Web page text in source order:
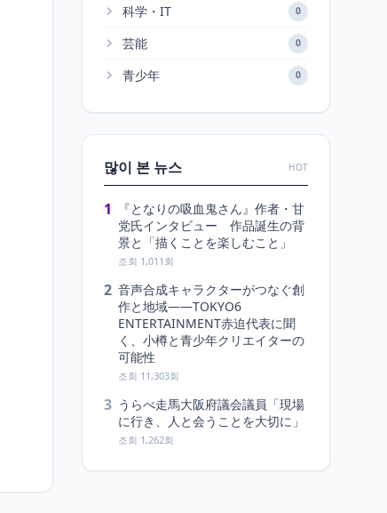
科学・IT 0
芸能 0
青少年 0
많이 본 뉴스 HOT
1
『となりの吸血鬼さん』作者・甘
党氏インタビュー 作品誕生の背
景と「描くことを楽しむこと」
조회 1,011회
2 音声合成キャラクターがつなぐ創
作と地域――TOKYO6
ENTERTAINMENT赤迫代表に聞
く、小樽と青少年クリエイターの
可能性
조회 11,303회
3 うらべ走馬大阪府議会議員「現場
に行き、人と会うことを大切に」
조회 1,262회